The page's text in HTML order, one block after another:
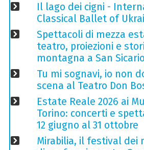
Il lago dei cigni -
Classical Ballet of
Spettacoli di mezza
teatro, proiezioni e
montagna a San Sicario
Tu mi sognavi, io non
scena al Teatro Don
Estate Reale 2026 ai
Torino: concerti e
12 giugno al 31 ottobre
Mirabilia, il festival dei